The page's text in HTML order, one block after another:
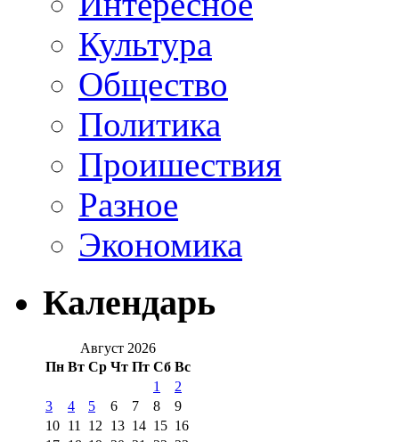
Культура
Общество
Политика
Проишествия
Разное
Экономика
Календарь
Август 2026
Пн Вт Ср Чт Пт Сб Вс
1
2
3
4 5 6 7 8
9
10 11 12 13 14 15 16